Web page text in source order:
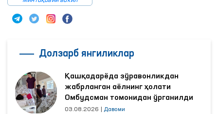
Долзарб янгиликлар
Қашқадарёда зўравонликдан
жабрланган аёлнинг ҳолати
Омбудсман томонидан ўрганилди
03.08.2026 Давоми